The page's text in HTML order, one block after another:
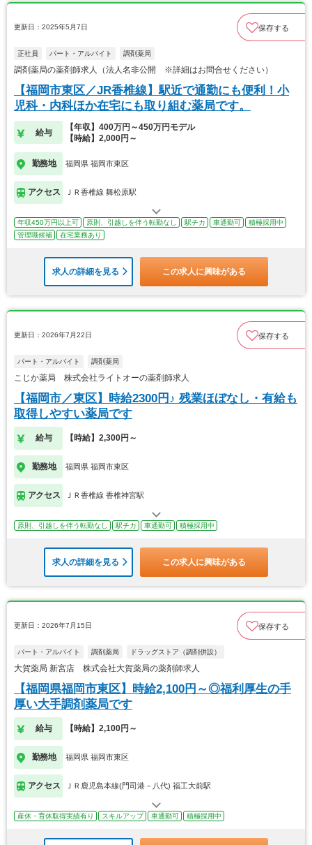
更新日：2025年5月7日 保存する
正社員 パート・アルバイト 調剤薬局
調剤薬局の薬剤師求人（法人名非公開 ※詳細はお問合せください）
【福岡市東区／JR香椎線】駅近で通勤にも便利！小
児科・内科ほか在宅にも取り組む薬局です。
給与
【年収】400万円～450万円モデル
【時給】2,000円～
勤務地 福岡県 福岡市東区
アクセス ＪＲ香椎線 舞松原駅
年収450万円以上可 原則、引越しを伴う転勤なし 駅チカ 車通勤可
積極採用中
管理職候補
在宅業務あり
求人の詳細を見る この求人に興味がある
更新日：2026年7月22日 保存する
パート・アルバイト 調剤薬局
こじか薬局 株式会社ライトオーの薬剤師求人
【福岡市／東区】時給2300円♪ 残業ほぼなし・有給も
取得しやすい薬局です
給与 【時給】2,300円～
勤務地 福岡県 福岡市東区
アクセス ＪＲ香椎線 香椎神宮駅
原則、引越しを伴う転勤なし 駅チカ 車通勤可 積極採用中
求人の詳細を見る この求人に興味がある
更新日：2026年7月15日 保存する
パート・アルバイト 調剤薬局 ドラッグストア（調剤併設）
大賀薬局 新宮店 株式会社大賀薬局の薬剤師求人
【福岡県福岡市東区】時給2,100円～◎福利厚生の手
厚い大手調剤薬局です
給与 【時給】2,100円～
勤務地 福岡県 福岡市東区
アクセス ＪＲ鹿児島本線(門司港－八代) 福工大前駅
産休・育休取得実績有り スキルアップ 車通勤可 積極採用中